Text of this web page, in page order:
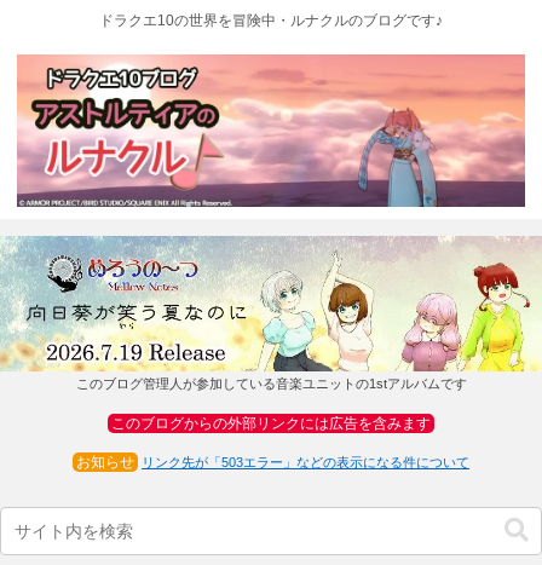
ドラクエ10の世界を冒険中・ルナクルのブログです♪
このブログ管理人が参加している音楽ユニットの1stアルバムです
このブログからの外部リンクには広告を含みます
お知らせ リンク先が「503エラー」などの表示になる件について